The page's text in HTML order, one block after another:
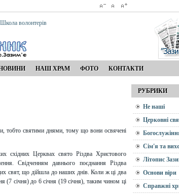
волонтерів
НАШ ХРАМ ФОТО КОНТАКТИ
тобто святими днями, тому що вони освячені
східних Церквах свято Різдва Христового
Свідченням давнього поєднання Різдва
свят, що дійшла до наших днів. Коли ж ці два
(7 січня) до 6 січня (19 січня), таким чином ці
РУБРИКИ
Не наші
Церковні
Сім'я та
Літопис
Основи віри
Справжні